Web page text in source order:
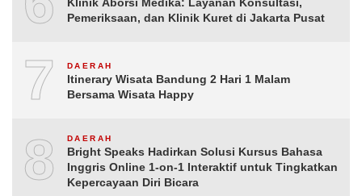
Pemeriksaan, dan Klinik Kuret di Jakarta Pusat
7 DAERAH
Itinerary Wisata Bandung 2 Hari 1 Malam
Bersama Wisata Happy
8 DAERAH
Bright Speaks Hadirkan Solusi Kursus Bahasa
Inggris Online 1-on-1 Interaktif untuk Tingkatkan
Kepercayaan Diri Bicara